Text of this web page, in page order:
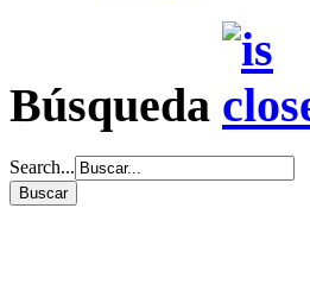
Búsqueda
Search...